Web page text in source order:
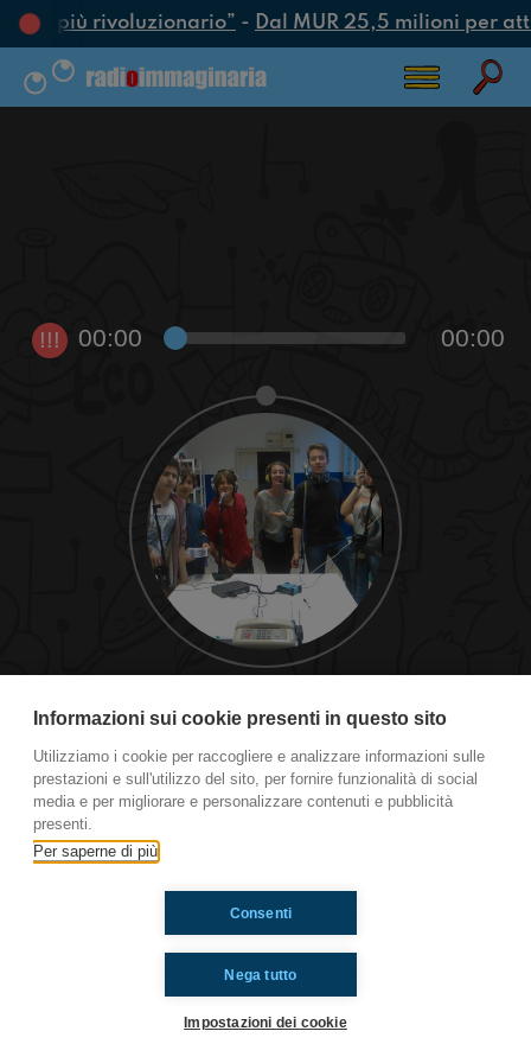
più rivoluzionario”- Dal MUR 25,5 milioni per
!!! 00:00 00:00
#cg Per me è Matteo Brento
Ti è piaciuto? Condividilo!
Informazioni sui cookie presenti in questo sito
Utilizziamo i cookie per raccogliere e analizzare informazioni sulle
prestazioni e sull'utilizzo del sito, per fornire funzionalità di social
media e per migliorare e personalizzare contenuti e pubblicità
presenti.
Per saperne di più
Nega tutto
Consenti
Impostazioni dei cookie